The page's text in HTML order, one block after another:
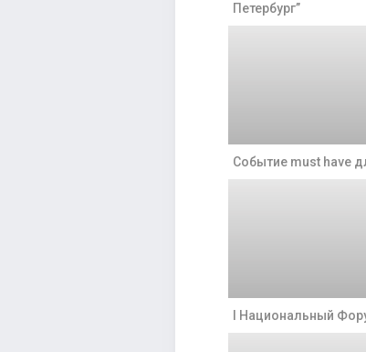
Петербург”
Событие must have
I Национальный